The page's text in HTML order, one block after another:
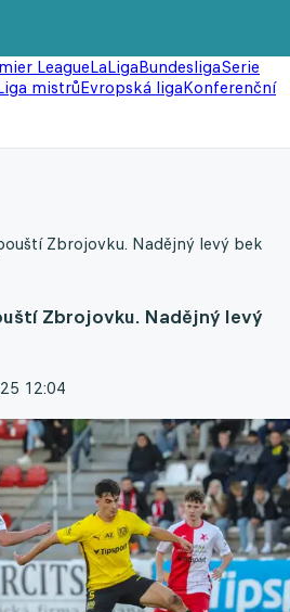
LeagueLaLigaBundesligaSerie
mistrůEvropská ligaKonferenční
Zbrojovku. Nadějný levý bek
Zbrojovku. Nadějný levý
12:04